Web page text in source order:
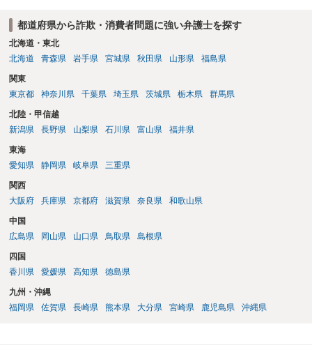
都道府県から詐欺・消費者問題に強い弁護士を探す
北海道・東北
北海道
青森県 岩手県 宮城県 秋田県 山形県 福島県
関東
東京都
神奈川県 千葉県 埼玉県 茨城県 栃木県 群馬県
北陸・甲信越
新潟県
長野県 山梨県 石川県 富山県 福井県
東海
愛知県
静岡県 岐阜県 三重県
関西
大阪府
兵庫県 京都府 滋賀県 奈良県 和歌山県
中国
広島県
岡山県 山口県 鳥取県 島根県
四国
香川県
愛媛県 高知県 徳島県
九州・沖縄
福岡県
佐賀県 長崎県 熊本県 大分県 宮崎県 鹿児島県 沖縄県